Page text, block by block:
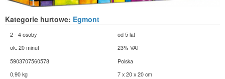
Kategorie hurtowe: Egmont
2 - 4 osoby
od 5 lat
ok. 20 minut
23% VAT
5903707560578
Polska
0,90 kg
7 x 20 x 20 cm